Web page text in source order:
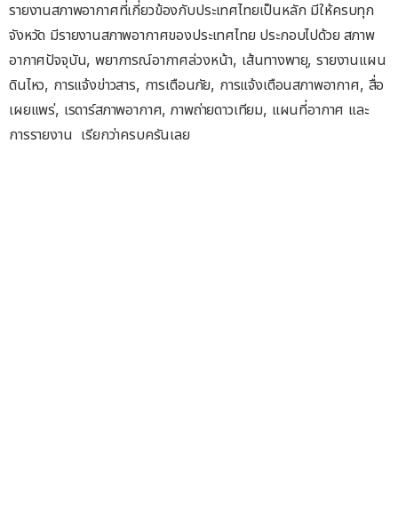
รายงานสภาพอากาศที่เกี่ยวข้องกับประเทศไทยเป็นหลัก มีให้ครบทุก
จังหวัด มีรายงานสภาพอากาศของประเทศไทย ประกอบไปด้วย สภาพ
อากาศปัจจุบัน, พยาการณ์อากาศล่วงหน้า, เส้นทางพายุ, รายงานแผน
ดินไหว, การแจ้งข่าวสาร, การเตือนภัย, การแจ้งเตือนสภาพอากาศ, สื่อ
เผยแพร่, เรดาร์สภาพอากาศ, ภาพถ่ายดาวเทียม, แผนที่อากาศ และ
การรายงาน เรียกว่าครบครันเลย